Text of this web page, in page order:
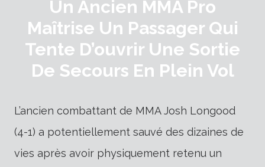
Un Ancien MMA Pro
Maîtrise Un Passager Qui
Tente D’ouvrir Une Sortie
De Secours En Plein Vol
L’ancien combattant de MMA Josh Longood
(4-1) a potentiellement sauvé des dizaines de
vies après avoir physiquement retenu un